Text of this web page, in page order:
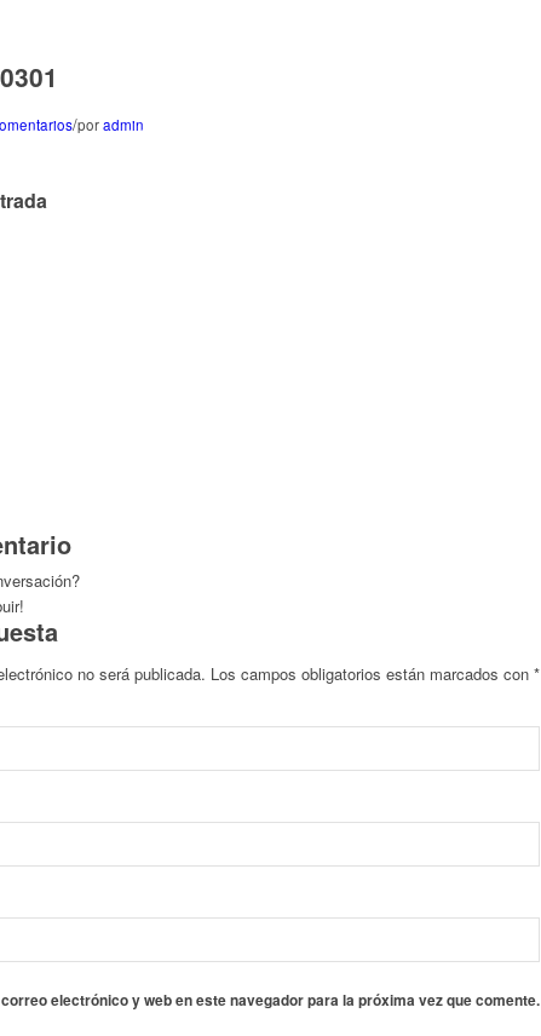
/poradmin
no será publicada. Los campos obligatorios están marcados con *
electrónico y web en este navegador para la próxima vez que comente.